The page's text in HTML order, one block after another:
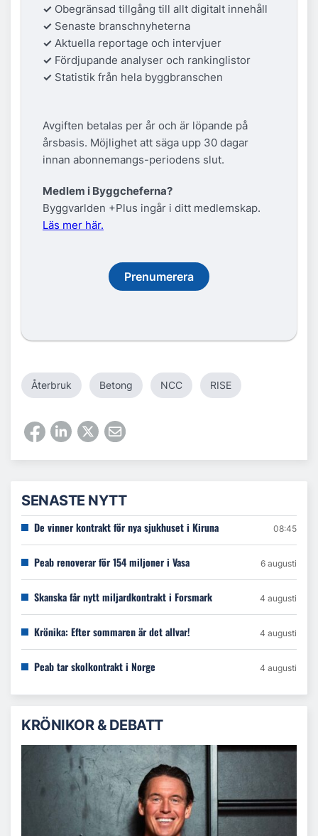
✓ Obegränsad tillgång till allt digitalt innehåll
✓ Senaste branschnyheterna
✓ Aktuella reportage och intervjuer
✓ Fördjupande analyser och rankinglistor
✓ Statistik från hela byggbranschen
Avgiften betalas per år och är löpande på
årsbasis. Möjlighet att säga upp 30 dagar
innan abonnemangs-periodens slut.
Medlem i Byggcheferna?
Byggvarlden +Plus ingår i ditt medlemskap.
Läs mer här.
Prenumerera
Återbruk Betong NCC RISE
SENASTE NYTT
De vinner kontrakt för nya sjukhuset i Kiruna 08:45
Peab renoverar för 154 miljoner i Vasa 6 augusti
Skanska får nytt miljardkontrakt i Forsmark 4 augusti
Krönika: Efter sommaren är det allvar! 4 augusti
Peab tar skolkontrakt i Norge 4 augusti
KRÖNIKOR & DEBATT